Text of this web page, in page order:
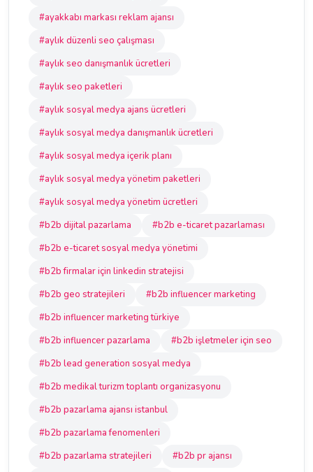
#ayakkabı markası reklam ajansı
#aylık düzenli seo çalışması
#aylık seo danışmanlık ücretleri
#aylık seo paketleri
#aylık sosyal medya ajans ücretleri
#aylık sosyal medya danışmanlık ücretleri
#aylık sosyal medya içerik planı
#aylık sosyal medya yönetim paketleri
#aylık sosyal medya yönetim ücretleri
#b2b dijital pazarlama
#b2b e-ticaret pazarlaması
#b2b e-ticaret sosyal medya yönetimi
#b2b firmalar için linkedin stratejisi
#b2b geo stratejileri
#b2b influencer marketing
#b2b influencer marketing türkiye
#b2b influencer pazarlama
#b2b işletmeler için seo
#b2b lead generation sosyal medya
#b2b medikal turizm toplantı organizasyonu
#b2b pazarlama ajansı istanbul
#b2b pazarlama fenomenleri
#b2b pazarlama stratejileri
#b2b pr ajansı